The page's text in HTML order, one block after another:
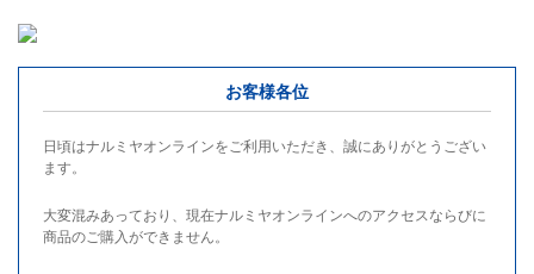
お客様各位
日頃はナルミヤオンラインをご利用いただき、誠にありがとうござい
ます。
大変混みあっており、現在ナルミヤオンラインへのアクセスならびに
商品のご購入ができません。